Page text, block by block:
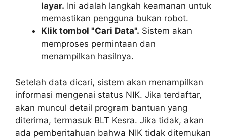
layar. Ini adalah langkah keamanan untuk
memastikan pengguna bukan robot.
Klik tombol "Cari Data". Sistem akan
memproses permintaan dan
menampilkan hasilnya.
Setelah data dicari, sistem akan menampilkan
informasi mengenai status NIK. Jika terdaftar,
akan muncul detail program bantuan yang
diterima, termasuk BLT Kesra. Jika tidak, akan
ada pemberitahuan bahwa NIK tidak ditemukan